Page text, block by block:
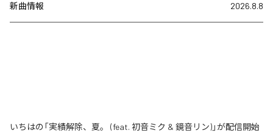
新曲情報 2026.8.8
いちはの「実績解除、夏。 (feat. 初音ミク & 鏡音リン)」が配信開始